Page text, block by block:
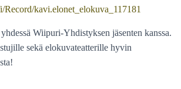
Record/kavi.elonet_elokuva_117181
Wiipuri-Yhdistyksen jäsenten kanssa.
sekä elokuvateatterille hyvin